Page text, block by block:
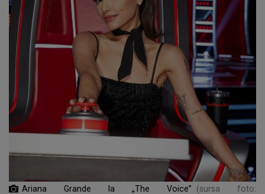
Ariana Grande la „The Voice”
(sursa foto: